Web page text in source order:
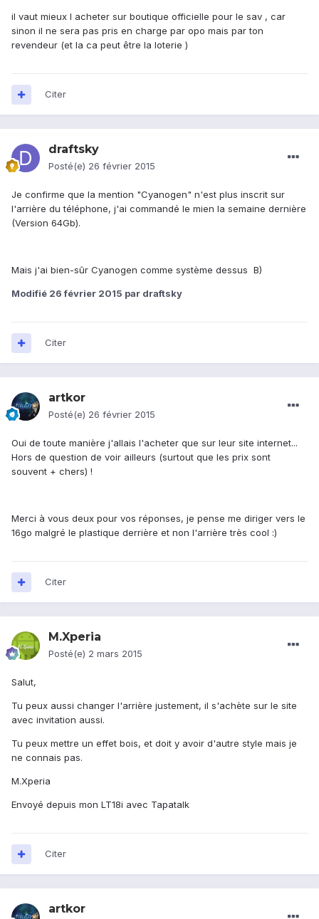
il vaut mieux l acheter sur boutique officielle pour le sav , car
sinon il ne sera pas pris en charge par opo mais par ton
revendeur (et la ca peut être la loterie )
Citer
draftsky
Posté(e) 26 février 2015
Je confirme que la mention "Cyanogen" n'est plus inscrit sur
l'arrière du téléphone, j'ai commandé le mien la semaine dernière
(Version 64Gb).
Mais j'ai bien-sûr Cyanogen comme système dessus B)
Modifié 26 février 2015 par draftsky
Citer
artkor
Posté(e) 26 février 2015
Oui de toute manière j'allais l'acheter que sur leur site internet...
Hors de question de voir ailleurs (surtout que les prix sont
souvent + chers) !
Merci à vous deux pour vos réponses, je pense me diriger vers le
16go malgré le plastique derrière et non l'arrière très cool :)
Citer
M.Xperia
Posté(e) 2 mars 2015
Salut,
Tu peux aussi changer l'arrière justement, il s'achète sur le site
avec invitation aussi.
Tu peux mettre un effet bois, et doit y avoir d'autre style mais je
ne connais pas.
M.Xperia
Envoyé depuis mon LT18i avec Tapatalk
Citer
artkor